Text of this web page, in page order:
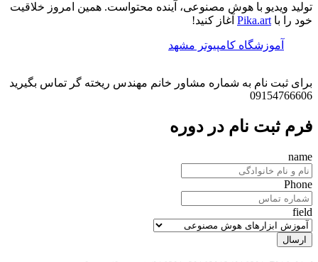
تولید ویدیو با هوش مصنوعی، آینده محتواست. همین امروز خلاقیت
خود را با Pika.art آغاز کنید!
آموزشگاه کامپیوتر مشهد
برای ثبت نام به شماره مشاور خانم مهندس ریخته گر تماس بگیرید
09154766606
فرم ثبت نام در دوره
name
Phone
field